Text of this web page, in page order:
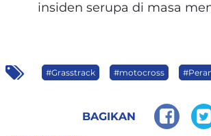
insiden serupa di masa
#Grasstrack #motocross
BAGIKAN